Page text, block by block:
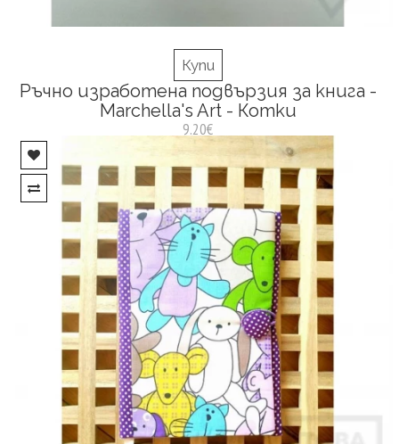
Купи
Ръчно изработена подвързия за книга -
Marchella's Art - Котки
9.20€